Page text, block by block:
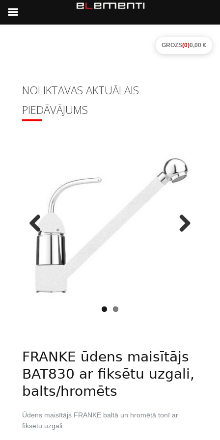
NOLIKTAVAS AKTUĀLAIS
PIEDĀVĀJUMS
Previous
FRANKE ūdens maisītājs
BAT830 ar fiksētu uzgali,
balts/hromēts
Ūdens maisītājs FRANKE baltā un hromētā tonī ar
fiksētu uzgali
GROZS(0)0,00 €